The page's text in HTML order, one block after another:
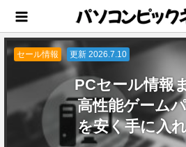
セール情報 更新 2026.7.10
PCセール情報
高性能ゲーム
を安く手に入